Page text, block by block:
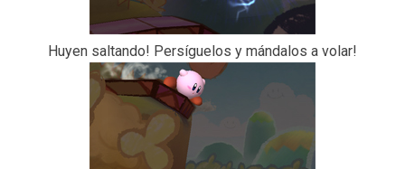
Huyen saltando! Persíguelos y mándalos a volar!